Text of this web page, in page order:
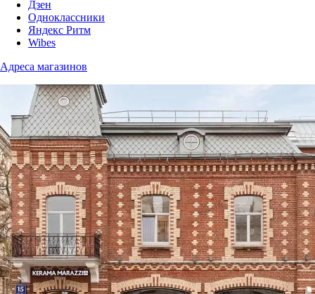
Дзен
Одноклассники
Яндекс Ритм
Wibes
Адреса магазинов